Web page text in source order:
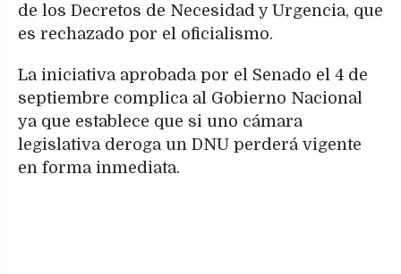
de los Decretos de Necesidad y Urgencia, que
es rechazado por el oficialismo.
La iniciativa aprobada por el Senado el 4 de
septiembre complica al Gobierno Nacional
ya que establece que si uno cámara
legislativa deroga un DNU perderá vigente
en forma inmediata.